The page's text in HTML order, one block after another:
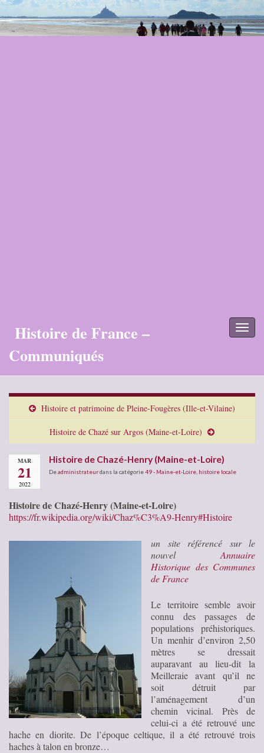
Histoire de France –
Communiqués
Histoire et patrimoine de Pleine-Fougères (Ille-et-Vilaine)
Histoire de Chazé sur Argos (Maine-et-Loire)
MAR
21
2022
Histoire de Chazé-Henry (Maine-et-Loire)
Deadministrateurdans la catégorie49 - Maine-et-Loire histoire locale
Histoire de Chazé-Henry (Maine-et-Loire)
https://fr.wikipedia.org/wiki/Chaz%C3%A9-Henry#Histoire
un site référencé sur le
nouvel Annuaire
Historique des Communes
de France
Le territoire semble avoir
connu des passages de
populations préhistoriques.
Un menhir d’environ 2,50
mètres se dressait
auparavant au lieu-dit la
Meilleraie avant qu’il ne
soit détruit par
l’aménagement d’un
chemin vicinal. Près de
celui-ci a été retrouvé une
hache en diorite. De l’époque celtique, il a été retrouvé trois
haches à talon en bronze…